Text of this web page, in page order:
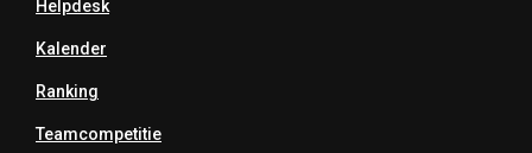
Helpdesk
Kalender
Ranking
Teamcompetitie